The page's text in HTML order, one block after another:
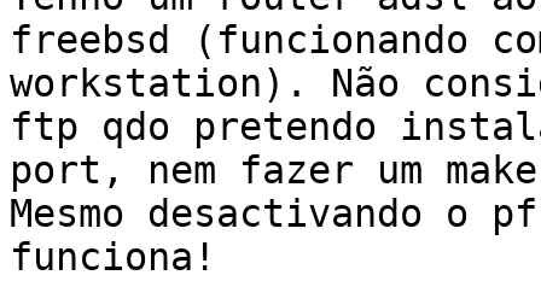
freebsd (funcionando
workstation). Não
ftp qdo pretendo
port, nem fazer um
Mesmo desactivando o
funciona!